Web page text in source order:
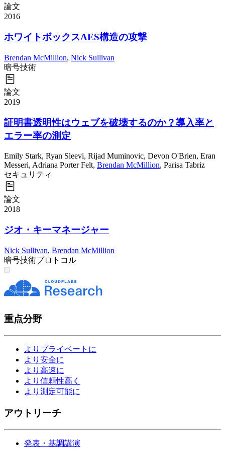
論文
2016
ホワイトボックスAES構造の攻撃
Brendan McMillion, Nick Sullivan
暗号技術
論文
2019
証明書透明性はウェブを破壊するのか？導入率と
エラー率の測定
Emily Stark, Ryan Sleevi, Rijad Muminovic, Devon O'Brien, Eran
Messeri, Adriana Porter Felt, Brendan McMillion, Parisa Tabriz
セキュリティ
論文
2018
ジオ・キーマネージャー
Nick Sullivan, Brendan McMillion
暗号技術プロトコル
重点分野
よりプライベートに
より安全に
より高速に
より信頼性高く
より測定可能に
アウトリーチ
発表・基調講演